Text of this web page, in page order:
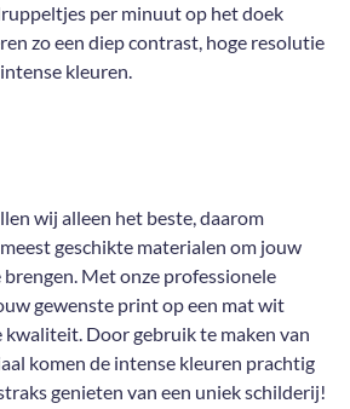
per minuut op het doek
zo een diep contrast, hoge resolutie
kleuren.
wij alleen het beste, daarom
geschikte materialen om jouw
Met onze professionele
gewenste print op een mat wit
kwaliteit. Door gebruik te maken van
komen de intense kleuren prachtig
genieten van een uniek schilderij!